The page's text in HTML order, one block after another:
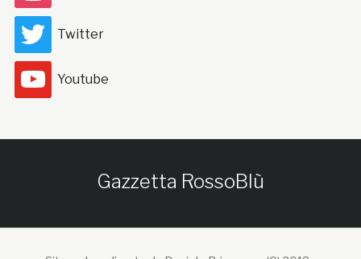
Twitter
Youtube
Gazzetta RossoBlù